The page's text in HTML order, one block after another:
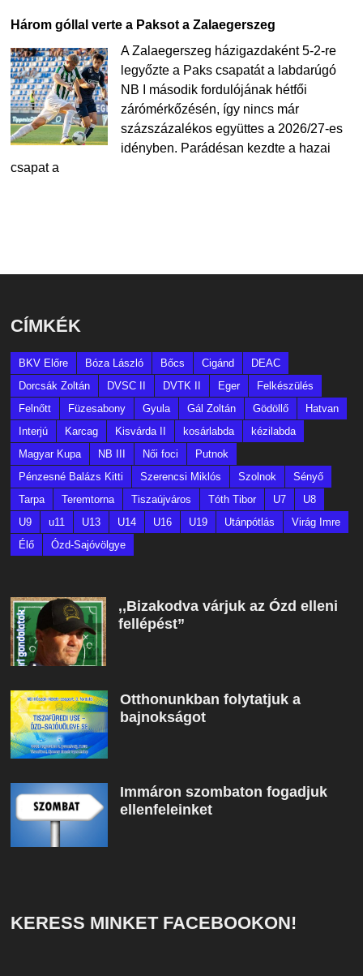
Három góllal verte a Paksot a Zalaegerszeg
A Zalaegerszeg házigazdaként 5-2-re
legyőzte a Paks csapatát a labdarúgó
NB I második fordulójának hétfői
zárómérkőzésén, így nincs már
százszázalékos együttes a 2026/27-es
idényben. Parádésan kezdte a hazai
csapat a
CÍMKÉK
BKV Előre Bóza László Bőcs Cigánd
DEAC
Dorcsák Zoltán
DVSC II DVTK II Eger
Felkészülés
Felnőtt
Füzesabony Gyula Gál Zoltán Gödöllő
Hatvan
Interjú
Karcag Kisvárda II kosárlabda
kézilabda
Magyar Kupa
NB III Női foci
Putnok
Pénzesné Balázs Kitti
Szerencsi Miklós Szolnok
Sényő
Tarpa
Teremtorna Tiszaújváros Tóth Tibor U7
U8
U9
u11 U13 U14 U16 U19 Utánpótlás
Virág Imre
Élő
Ózd-Sajóvölgye
,,Bizakodva várjuk az Ózd elleni
fellépést”
Otthonunkban folytatjuk a
bajnokságot
Immáron szombaton fogadjuk
ellenfeleinket
KERESS MINKET FACEBOOKON!